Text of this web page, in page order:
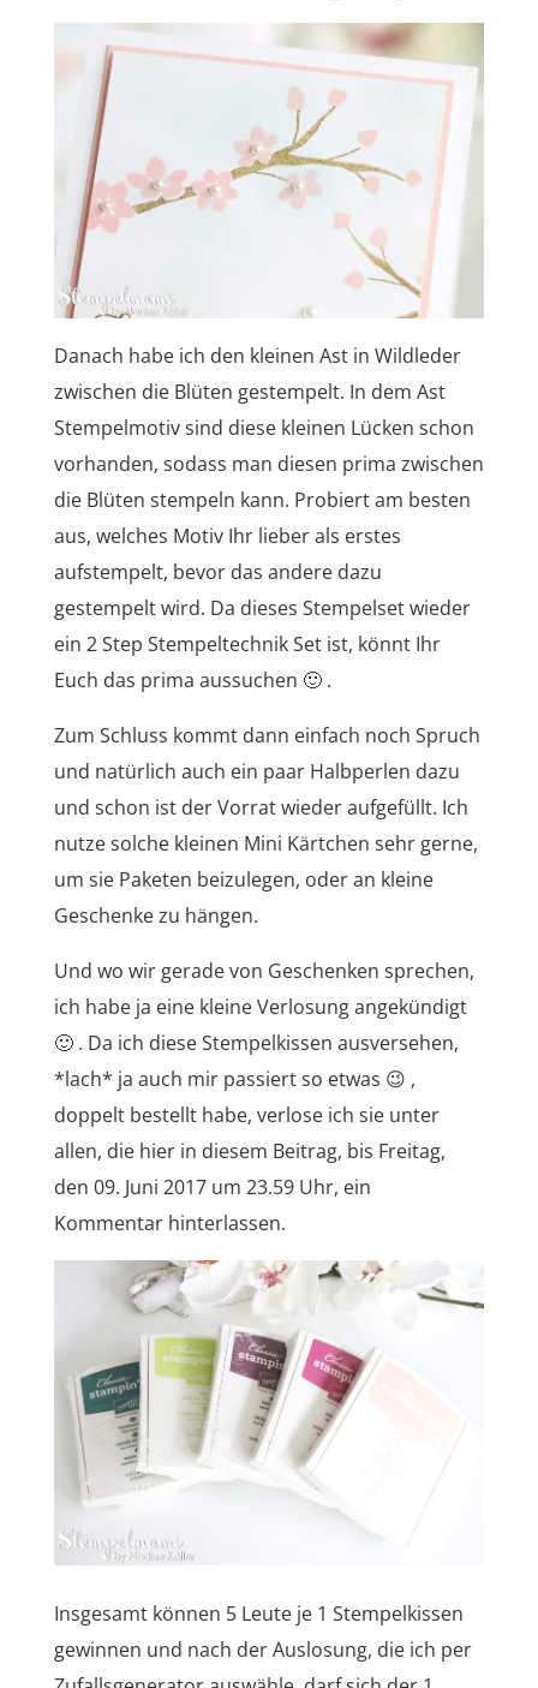
Danach habe ich den kleinen Ast in Wildleder
zwischen die Blüten gestempelt. In dem Ast
Stempelmotiv sind diese kleinen Lücken schon
vorhanden, sodass man diesen prima zwischen
die Blüten stempeln kann. Probiert am besten
aus, welches Motiv Ihr lieber als erstes
aufstempelt, bevor das andere dazu
gestempelt wird. Da dieses Stempelset wieder
ein 2 Step Stempeltechnik Set ist, könnt Ihr
Euch das prima aussuchen 🙂 .
Zum Schluss kommt dann einfach noch Spruch
und natürlich auch ein paar Halbperlen dazu
und schon ist der Vorrat wieder aufgefüllt. Ich
nutze solche kleinen Mini Kärtchen sehr gerne,
um sie Paketen beizulegen, oder an kleine
Geschenke zu hängen.
Und wo wir gerade von Geschenken sprechen,
ich habe ja eine kleine Verlosung angekündigt
🙂 . Da ich diese Stempelkissen ausversehen,
*lach* ja auch mir passiert so etwas 😉 ,
doppelt bestellt habe, verlose ich sie unter
allen, die hier in diesem Beitrag, bis Freitag,
den 09. Juni 2017 um 23.59 Uhr, ein
Kommentar hinterlassen.
Insgesamt können 5 Leute je 1 Stempelkissen
gewinnen und nach der Auslosung, die ich per